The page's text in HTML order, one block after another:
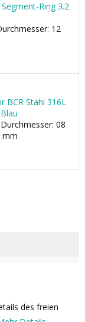
Ring 3.2
12
BCR Stahl 316L
08
mm
des freien